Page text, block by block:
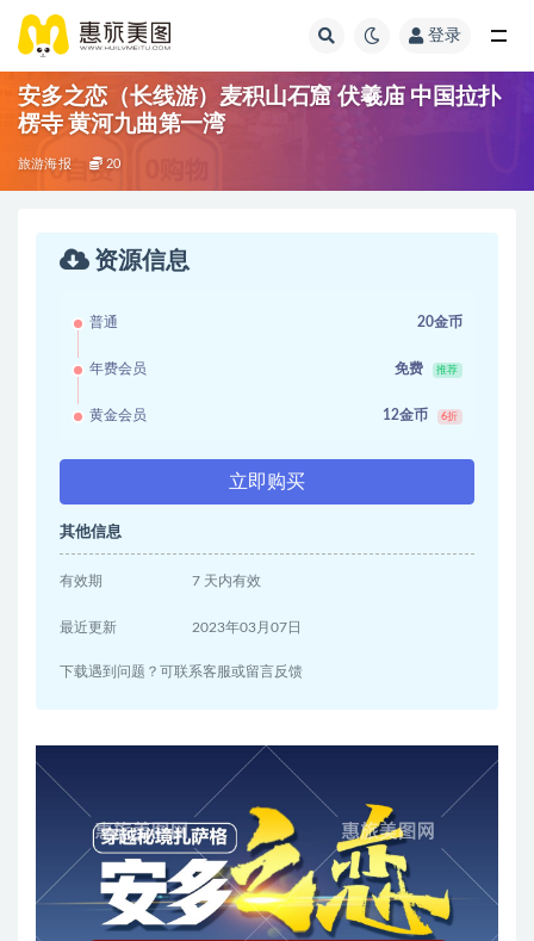
登录
安多之恋（长线游）麦积山石窟 伏羲庙 中国拉扑
楞寺 黄河九曲第一湾
旅游海报 20
资源信息
普通 20金币
年费会员 免费 推荐
黄金会员 12金币 6折
立即购买
其他信息
有效期 7 天内有效
最近更新 2023年03月07日
下载遇到问题？可联系客服或留言反馈